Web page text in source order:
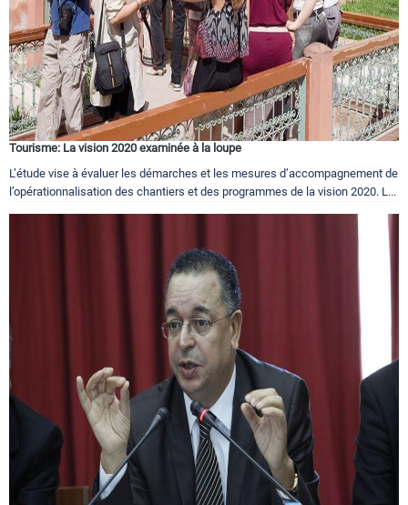
Tourisme: La vision 2020 examinée à la loupe
L’étude vise à évaluer les démarches et les mesures d’accompagnement de
l’opérationnalisation des chantiers et des programmes de la vision 2020. L...